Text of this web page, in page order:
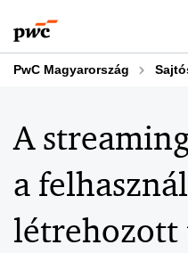
to
content
to
footer
PwC Magyarország
A
a